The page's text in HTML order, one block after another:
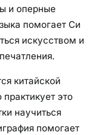
и оперные
помогает Си
искусством и
китайской
это
научиться
помогает